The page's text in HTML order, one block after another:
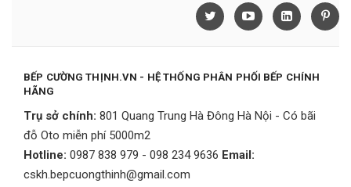
BẾP CƯỜNG THỊNH.VN - HỆ THỐNG PHÂN PHỐI BẾP CHÍNH
HÃNG
Trụ sở chính: 801 Quang Trung Hà Đông Hà Nội - Có bãi
đỗ Oto miễn phí 5000m2
Hotline: 0987 838 979 - 098 234 9636 Email:
cskh.bepcuongthinh@gmail.com